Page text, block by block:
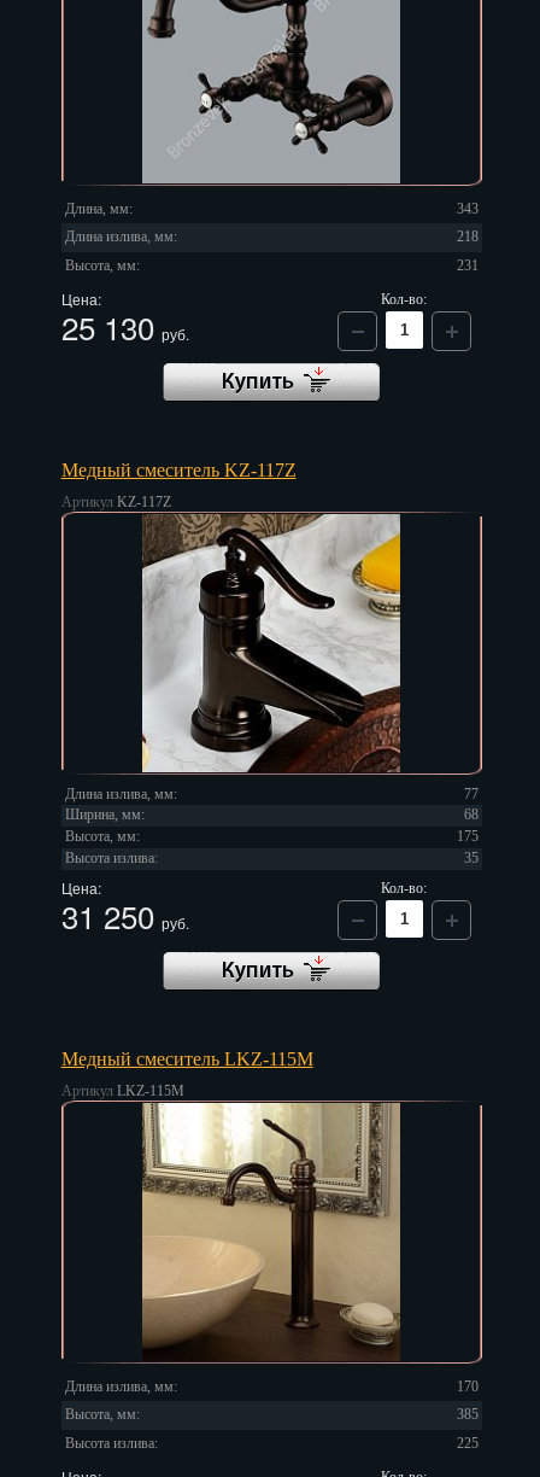
Длина, мм:
343
Длина излива, мм:
218
Высота, мм:
231
Цена:
25 130 руб.
Кол-во:
Медный смеситель KZ-117Z
Артикул KZ-117Z
Длина излива, мм:
77
Ширина, мм:
68
Высота, мм:
175
Высота излива:
35
Цена:
31 250 руб.
Кол-во:
Медный смеситель LKZ-115M
Артикул LKZ-115M
Длина излива, мм:
170
Высота, мм:
385
Высота излива:
225